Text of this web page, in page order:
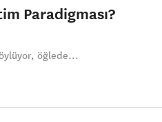
Paradigması?
öğlede...